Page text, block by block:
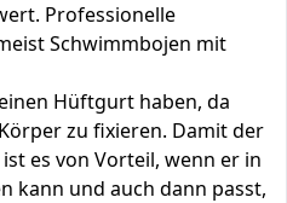
Professionelle
Schwimmbojen mit
Hüftgurt haben, da
zu fixieren. Damit der
es von Vorteil, wenn er in
kann und auch dann passt,